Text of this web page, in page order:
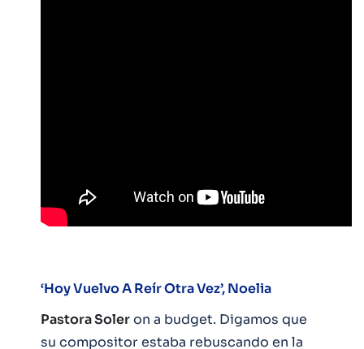
‘Hoy Vuelvo A Reír Otra Vez’, Noelia
Pastora Soleron a budget. Digamos que
su compositor estaba rebuscando en la